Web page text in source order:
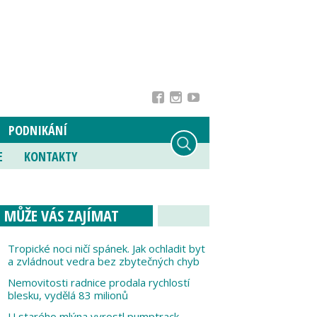
PODNIKÁNÍ
KONTAKTY
MŮŽE VÁS ZAJÍMAT
Tropické noci ničí spánek. Jak ochladit byt
a zvládnout vedra bez zbytečných chyb
Nemovitosti radnice prodala rychlostí
blesku, vydělá 83 milionů